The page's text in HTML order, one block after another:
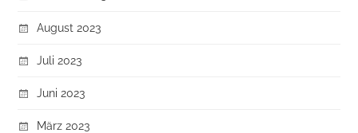
August 2023
Juli 2023
Juni 2023
März 2023